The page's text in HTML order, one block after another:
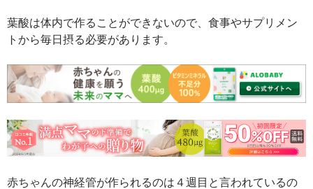
葉酸は体内で作ることができないので、食事やサプリメン
トから毎日摂る必要があります。
赤ちゃんの神経管が作られるのは４週目と言われているの